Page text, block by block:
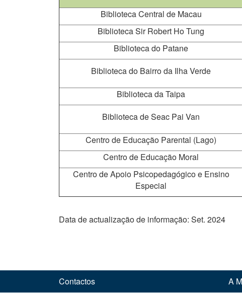
Biblioteca Central de Macau
Biblioteca Sir Robert Ho Tung
Biblioteca do Patane
Biblioteca do Bairro da Ilha Verde
Biblioteca da Taipa
Biblioteca de Seac Pai Van
Centro de Educação Parental (Lago)
Centro de Educação Moral
Centro de Apoio Psicopedagógico e Ensino
Especial
Data de actualização de informação: Set. 2024
Contactos A